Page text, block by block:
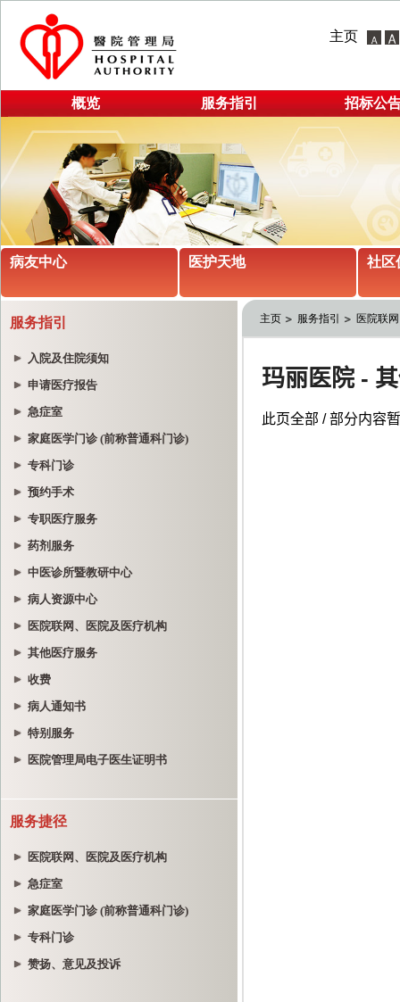
主页
概览 服务指引 招标公
病友中心 医护天地 社区
服务指引
入院及住院须知
申请医疗报告
急症室
家庭医学门诊 (前称普通科门诊)
专科门诊
预约手术
专职医疗服务
药剂服务
中医诊所暨教研中心
病人资源中心
医院联网、医院及医疗机构
其他医疗服务
收费
病人通知书
特别服务
医院管理局电子医生证明书
服务捷径
医院联网、医院及医疗机构
急症室
家庭医学门诊 (前称普通科门诊)
专科门诊
赞扬、意见及投诉
主页 服务指引 医院联